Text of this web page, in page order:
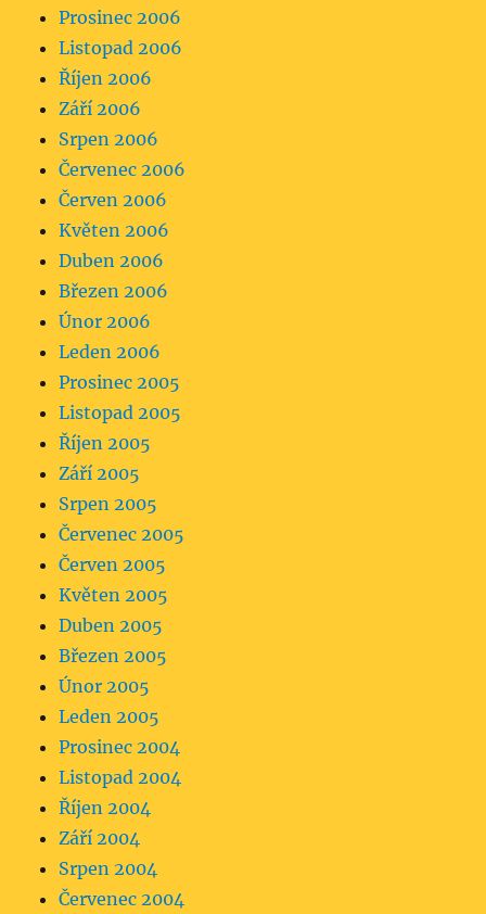
Prosinec 2006
Listopad 2006
Říjen 2006
Září 2006
Srpen 2006
Červenec 2006
Červen 2006
Květen 2006
Duben 2006
Březen 2006
Únor 2006
Leden 2006
Prosinec 2005
Listopad 2005
Říjen 2005
Září 2005
Srpen 2005
Červenec 2005
Červen 2005
Květen 2005
Duben 2005
Březen 2005
Únor 2005
Leden 2005
Prosinec 2004
Listopad 2004
Říjen 2004
Září 2004
Srpen 2004
Červenec 2004